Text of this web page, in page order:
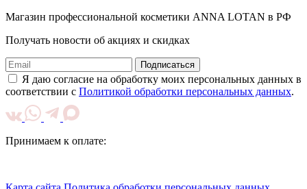
Магазин профессиональной косметики ANNA LOTAN в РФ
Получать новости об акциях и скидках
Подписаться
Я даю согласие на обработку моих персональных данных в
соответствии с Политикой обработки персональных данных.
Принимаем к оплате: